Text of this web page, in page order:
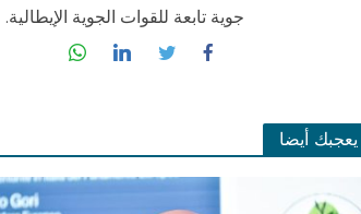
جوية تابعة للقوات الجوية الإيطالية.
يعجبك أيضا